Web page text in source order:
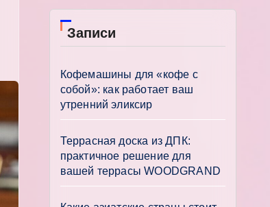
Записи
Кофемашины для «кофе с
собой»: как работает ваш
утренний эликсир
Террасная доска из ДПК:
практичное решение для
вашей террасы WOODGRAND